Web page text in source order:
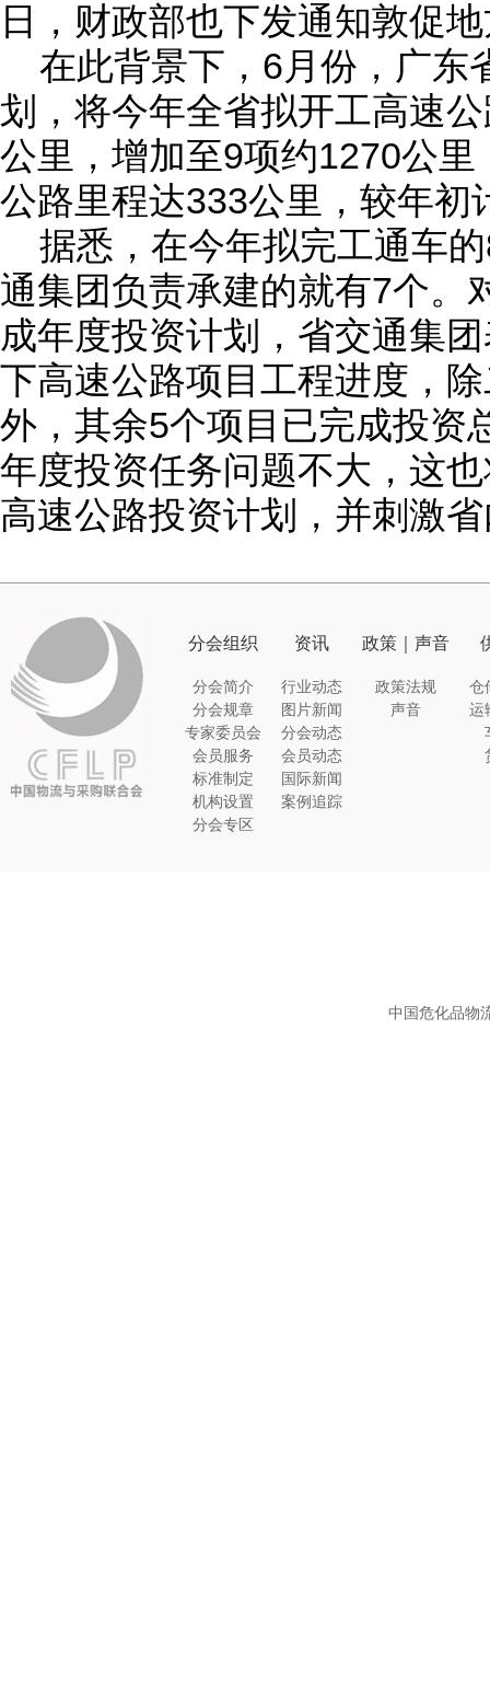
日，财政部也下发通知敦促
在此背景下，6月份，广东
划，将今年全省拟开工高速
公里，增加至9项约1270公
公路里程达333公里，较年初
据悉，在今年拟完工通车
通集团负责承建的就有7个。
成年度投资计划，省交通集
下高速公路项目工程进度，
外，其余5个项目已完成投资
年度投资任务问题不大，这
高速公路投资计划，并刺激
分会组织
分会简介
分会规章
专家委员会
会员服务
标准制定
机构设置
分会专区
资讯
行业动态
图片新闻
分会动态
会员动态
国际新闻
案例追踪
政策｜声音
政策法规
声音
仓
运
中国危化品物